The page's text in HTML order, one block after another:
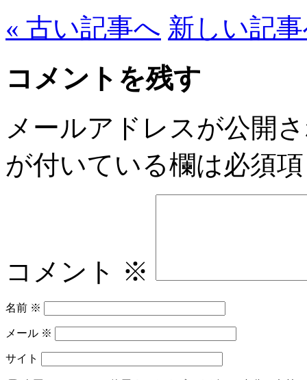
« 古い記事へ 新しい記
コメントを残す
メールアドレスが公開
が付いている欄は必須
コメント ※
名前 ※
メール ※
サイト